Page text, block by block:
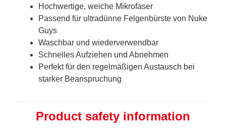
Hochwertige, weiche Mikrofaser
Passend für ultradünne Felgenbürste von Nuke
Guys
Waschbar und wiederverwendbar
Schnelles Aufziehen und Abnehmen
Perfekt für den regelmäßigen Austausch bei
starker Beanspruchung
Product safety information